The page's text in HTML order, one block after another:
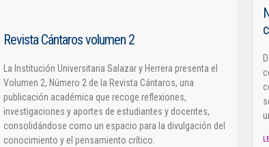
Revista Cántaros volumen 2
La Institución Universitaria Salazar y Herrera presenta el
Volumen 2, Número 2 de la Revista Cántaros, una
publicación académica que recoge reflexiones,
investigaciones y aportes de estudiantes y docentes,
consolidándose como un espacio para la divulgación del
conocimiento y el pensamiento crítico.